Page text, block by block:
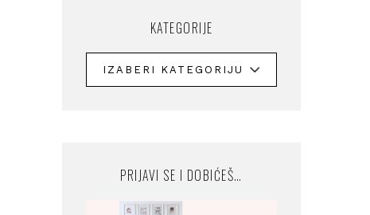
KATEGORIJE
PRIJAVI SE I DOBIĆEŠ…